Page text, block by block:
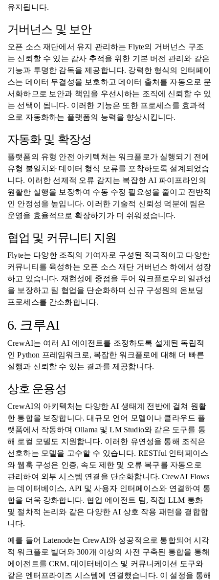
유지됩니다.
거버넌스 및 보안
오픈 소스 재단에서 유지 관리하는 Flyte의 거버넌스 구조
는 신뢰할 수 있는 감사 추적을 위한 기본 버전 관리와 같은
기능과 투명한 감독을 제공합니다. 강력한 형식의 인터페이
스는 데이터 무결성을 보호하고 데이터 출처를 자동으로 문
서화하므로 보안과 책임을 우선시하는 조직에 신뢰할 수 있
는 선택이 됩니다. 이러한 기능은 또한 프로세스를 효과적
으로 자동화하는 플랫폼의 능력을 향상시킵니다.
자동화 및 확장성
플랫폼의 유형 안전 아키텍처는 워크플로가 실행되기 전에
유형 불일치와 데이터 형식 오류를 포착하도록 설계되었습
니다. 이러한 선제적 오류 감지는 복잡한 AI 파이프라인의
원활한 실행을 보장하여 수동 수정 필요성을 줄이고 전반적
인 안정성을 높입니다. 이러한 기술적 신뢰성 덕분에 팀은
운영을 효율적으로 확장하기가 더 쉬워졌습니다.
협업 및 커뮤니티 지원
Flyte는 다양한 조직의 기여자로 구성된 적극적이고 다양한
커뮤니티를 육성하는 오픈 소스 재단 거버넌스 하에서 성장
하고 있습니다. 재현성에 중점을 두어 워크플로우의 일관성
을 보장하고 팀 협업을 단순화하며 신규 구성원의 온보딩
프로세스를 간소화합니다.
6. 크루AI
CrewAI는 여러 AI 에이전트를 조정하도록 설계된 독립적
인 Python 프레임워크로, 복잡한 워크플로에 대해 더 빠른
실행과 신뢰할 수 있는 결과를 제공합니다.
상호 운용성
CrewAI의 아키텍처는 다양한 AI 생태계 전반에 걸쳐 원활
한 통합을 보장합니다. 대규모 언어 모델이나 클라우드 플
랫폼에서 작동하며 Ollama 및 LM Studio와 같은 도구를 통
해 로컬 모델도 지원합니다. 이러한 유연성을 통해 조직은
선호하는 모델을 고수할 수 있습니다. RESTful 인터페이스
와 웹훅 구성은 인증, 속도 제한 및 오류 복구를 자동으로
관리하여 외부 시스템 연결을 단순화합니다. CrewAI Flows
는 데이터베이스, API 및 사용자 인터페이스와 연결하여 통
합을 더욱 강화합니다. 협업 에이전트 팀, 직접 LLM 통화
및 절차적 논리와 같은 다양한 AI 상호 작용 패턴을 결합합
니다.
예를 들어 Latenode는 CrewAI와 성공적으로 통합되어 시각
적 워크플로 빌더와 300개 이상의 사전 구축된 통합을 통해
에이전트를 CRM, 데이터베이스 및 커뮤니케이션 도구와
같은 엔터프라이즈 시스템에 연결했습니다. 이 설정을 통해